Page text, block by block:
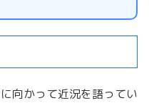
向かって近況を語ってい